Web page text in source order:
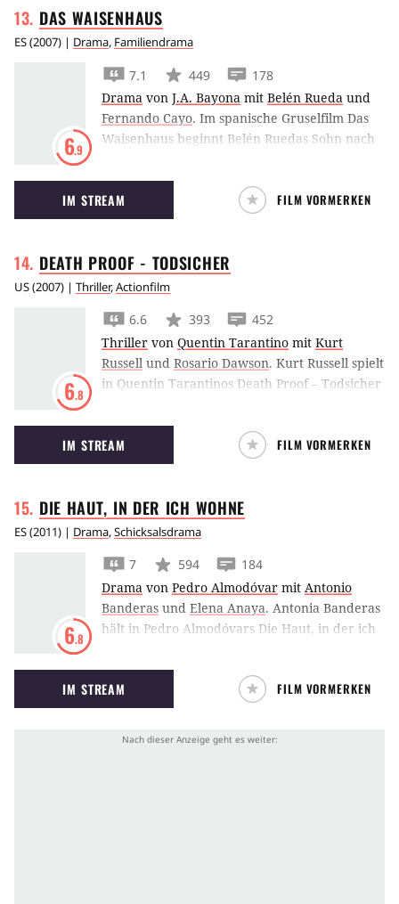
DAS WAISENHAUS
ES(2007) | Drama, Familiendrama
6.9
7.1 449
178
Drama von J.A. Bayona mit Belén Rueda und
Fernando Cayo. Im spanische Gruselfilm Das
Waisenhaus beginnt Belén Ruedas Sohn nach
mit unsichtbaren Freunden zu kommunizieren
und verschwindet dann spurlos.
IM STREAM FILM VORMERKEN
DEATH PROOF - TODSICHER
US(2007) | Thriller,Actionfilm
6.8
6.6 393
452
Thriller von Quentin Tarantino mit Kurt
Russell und Rosario Dawson. Kurt Russell spielt
in Quentin Tarantinos Death Proof – Todsicher
gibt er Vollgas – besonders wenn er wehrlose
Damen auf dem Beifahrersitz mitnimmt.
IM STREAM FILM VORMERKEN
DIE HAUT, IN DER ICH WOHNE
ES(2011) | Drama,Schicksalsdrama
6.8
7 594
184
Drama von Pedro Almodóvar mit Antonio
Banderas und Elena Anaya. Antonia Banderas
hält in Pedro Almodóvars Die Haut, in der ich
Versuchskaninchen ist.
IM STREAM FILM VORMERKEN